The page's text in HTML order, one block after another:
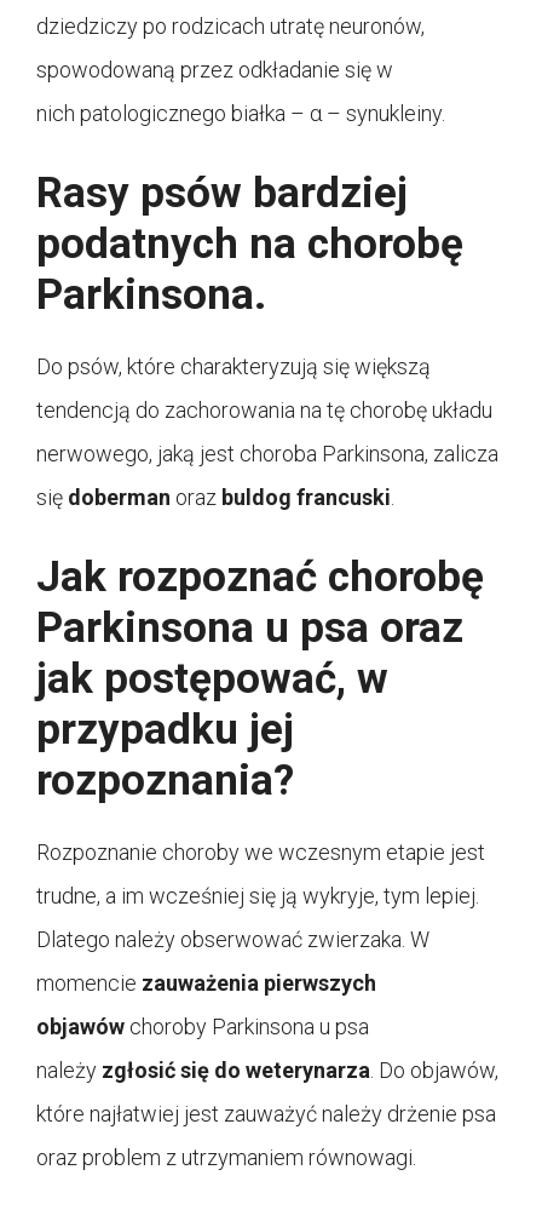
dziedziczy po rodzicach utratę neuronów,
spowodowaną przez odkładanie się w
nich patologicznego białka – α – synukleiny.
Rasy psów bardziej
podatnych na chorobę
Parkinsona.
Do psów, które charakteryzują się większą
tendencją do zachorowania na tę chorobę układu
nerwowego, jaką jest choroba Parkinsona, zalicza
się doberman oraz buldog francuski
Jak rozpoznać chorobę
Parkinsona u psa oraz
jak postępować, w
przypadku jej
rozpoznania?
Rozpoznanie choroby we wczesnym etapie jest
trudne, a im wcześniej się ją wykryje, tym lepiej.
Dlatego należy obserwować zwierzaka. W
momencie zauważenia pierwszych
objawów choroby Parkinsona u psa
należy zgłosić się do weterynarza . Do objawów,
które najłatwiej jest zauważyć należy drżenie psa
oraz problem z utrzymaniem równowagi.